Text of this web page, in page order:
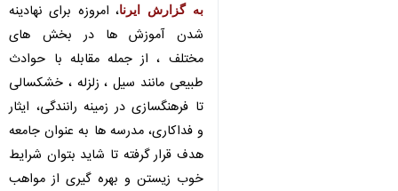
به گزارش ایرنا، امروزه برای نهادینه
شدن آموزش ها در بخش های
مختلف ، از جمله مقابله با حوادث
طبیعی مانند سیل ، زلزله ، خشکسالی
تا فرهنگسازی در زمینه رانندگی، ایثار و
فداکاری، مدرسه ها به عنوان جامعه
هدف قرار گرفته تا شاید بتوان شرایط
خوب زیستن و بهره گیری از مواهب